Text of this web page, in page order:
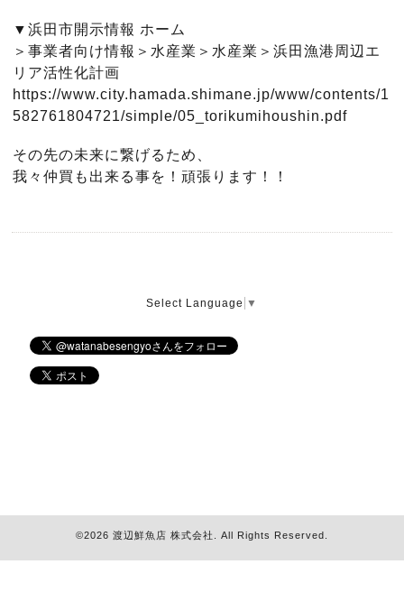
▼浜田市開示情報 ホーム
＞事業者向け情報＞水産業＞水産業＞浜田漁港周辺エ
リア活性化計画
https://www.city.hamada.shimane.jp/www/contents/1
582761804721/simple/05_torikumihoushin.pdf
その先の未来に繋げるため、
我々仲買も出来る事を！頑張ります！！
Select Language ▼
©2026 渡辺鮮魚店 株式会社 . All Rights Reserved.